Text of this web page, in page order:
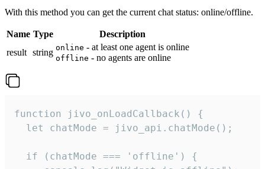
With this method you can get the current chat status: online/offline.
Name Type
Description
result string online - at least one agent is online
offline - no agents are online
function jivo_onLoadCallback() {
  let chatMode = jivo_api.chatMode();
  if (chatMode === 'offline') {